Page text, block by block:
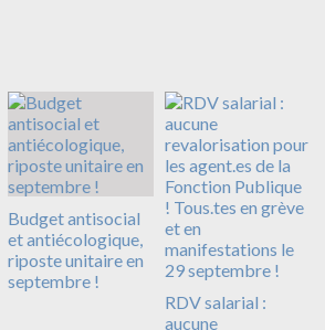
Budget antisocial
et antiécologique,
riposte unitaire en
septembre !
RDV salarial :
aucune